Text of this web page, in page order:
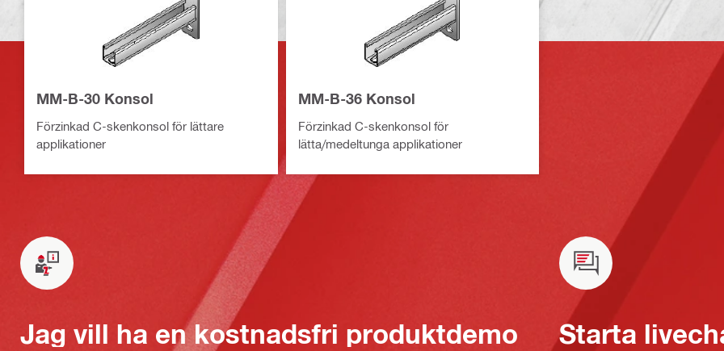
MM-B-30 Konsol
Förzinkad C-skenkonsol för lättare
applikationer
MM-B-36 Konsol
Förzinkad C-skenkonsol för
lätta/medeltunga applikationer
Jag vill ha en kostnadsfri produktdemo Starta